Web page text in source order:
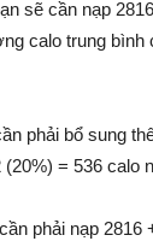
sẽ cần nạp
calo trung bình
phải bổ sung
= 536 calo
phải nạp 2816